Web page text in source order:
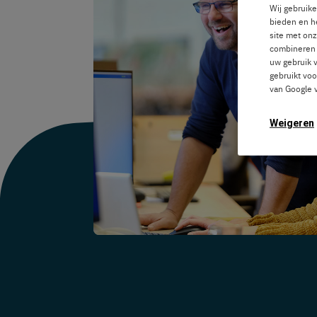
Wij
bieden en
site met
uw gebruik
gebruikt
van Google
Weigeren